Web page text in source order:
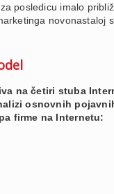
posledicu imalo
novonastaloj
na četiri stuba
osnovnih
firme na Internetu: